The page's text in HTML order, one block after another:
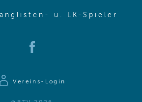
u. LK-Spieler
Vereins-Login
(opens in new window)